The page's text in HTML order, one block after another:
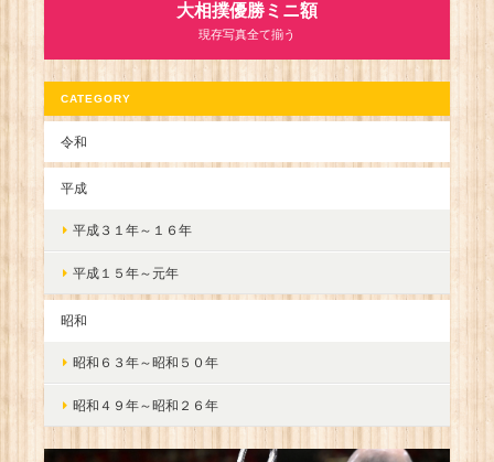
大相撲優勝ミニ額
現存写真全て揃う
CATEGORY
令和
平成
平成３１年～１６年
平成１５年～元年
昭和
昭和６３年～昭和５０年
昭和４９年～昭和２６年